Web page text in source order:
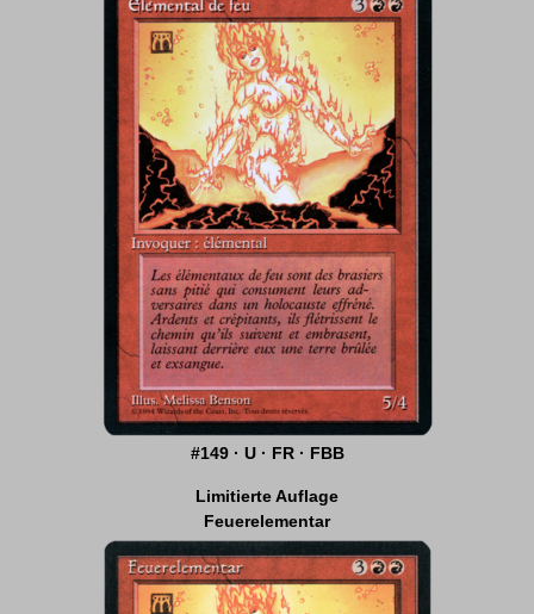
#149 · U · FR · FBB
Limitierte Auflage
Feuerelementar